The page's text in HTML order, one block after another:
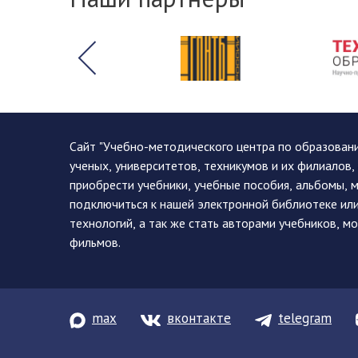
Сайт "Учебно-методического центра по
ученых, университетов, техникумов и их
приобрести учебники, учебные пособия, альбомы,
подключиться к нашей электронной библиотеке
технологий, а так же стать авторами учебников,
фильмов.
max вконтакте telegram